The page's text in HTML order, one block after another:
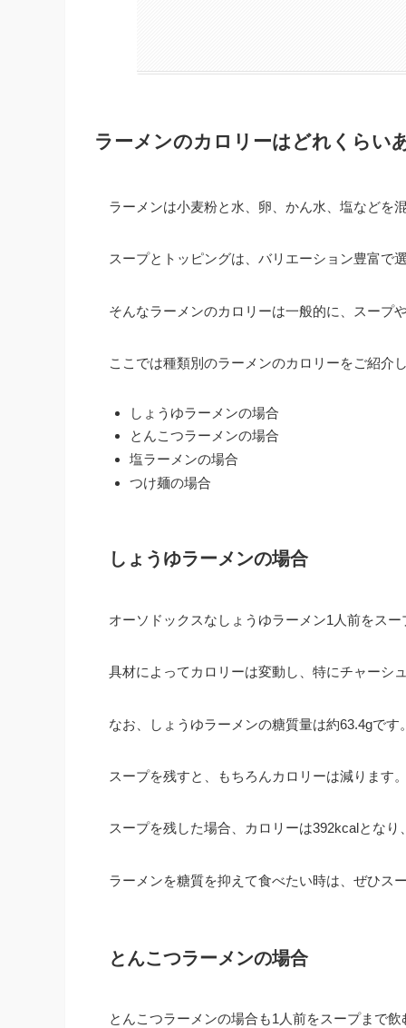
ラーメンのカロリーはどれくらい
ラーメンは小麦粉と水、卵、かん水、塩などを
スープとトッピングは、バリエーション豊富で
そんなラーメンのカロリーは一般的に、スープ
ここでは種類別のラーメンのカロリーをご紹介
しょうゆラーメンの場合
とんこつラーメンの場合
塩ラーメンの場合
つけ麺の場合
しょうゆラーメンの場合
オーソドックスなしょうゆラーメン1人前をス
具材によってカロリーは変動し、特にチャーシ
なお、しょうゆラーメンの糖質量は約63.4gです
スープを残すと、もちろんカロリーは減ります
スープを残した場合、カロリーは392kcalとな
ラーメンを糖質を抑えて食べたい時は、ぜひス
とんこつラーメンの場合
とんこつラーメンの場合も1人前をスープまで